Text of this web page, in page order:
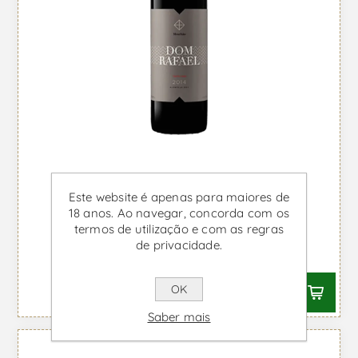
Dom Rafael - Vinho Tinto
Desde €13,16 IVA incl.
Este website é apenas para maiores de
18 anos. Ao navegar, concorda com os
termos de utilização e com as regras
de privacidade.
OK
Saber mais